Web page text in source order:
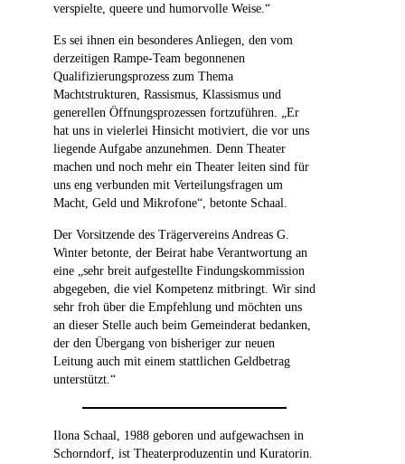
verspielte, queere und humorvolle Weise.“
Es sei ihnen ein besonderes Anliegen, den vom
derzeitigen Rampe-Team begonnenen
Qualifizierungsprozess zum Thema
Machtstrukturen, Rassismus, Klassismus und
generellen Öffnungsprozessen fortzuführen. „Er
hat uns in vielerlei Hinsicht motiviert, die vor uns
liegende Aufgabe anzunehmen. Denn Theater
machen und noch mehr ein Theater leiten sind für
uns eng verbunden mit Verteilungsfragen um
Macht, Geld und Mikrofone“, betonte Schaal.
Der Vorsitzende des Trägervereins Andreas G.
Winter betonte, der Beirat habe Verantwortung an
eine „sehr breit aufgestellte Findungskommission
abgegeben, die viel Kompetenz mitbringt. Wir sind
sehr froh über die Empfehlung und möchten uns
an dieser Stelle auch beim Gemeinderat bedanken,
der den Übergang von bisheriger zur neuen
Leitung auch mit einem stattlichen Geldbetrag
unterstützt.“
Ilona Schaal, 1988 geboren und aufgewachsen in
Schorndorf, ist Theaterproduzentin und Kuratorin.